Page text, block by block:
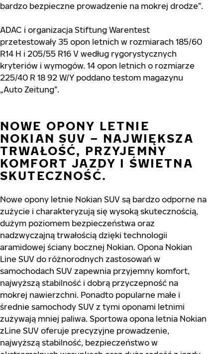
bardzo bezpieczne prowadzenie na mokrej drodze”.
ADAC i organizacja Stiftung Warentest
przetestowały 35 opon letnich w rozmiarach 185/60
R14 H i 205/55 R16 V według rygorystycznych
kryteriów i wymogów. 14 opon letnich o rozmiarze
225/40 R 18 92 W/Y poddano testom magazynu
„Auto Zeitung”.
NOWE OPONY LETNIE
NOKIAN SUV – NAJWIĘKSZA
TRWAŁOŚĆ, PRZYJEMNY
KOMFORT JAZDY I ŚWIETNA
SKUTECZNOŚĆ.
Nowe opony letnie Nokian SUV są bardzo odporne na
zużycie i charakteryzują się wysoką skutecznością,
dużym poziomem bezpieczeństwa oraz
nadzwyczajną trwałością dzięki technologii
aramidowej ściany bocznej Nokian. Opona Nokian
Line SUV do różnorodnych zastosowań w
samochodach SUV zapewnia przyjemny komfort,
najwyższą stabilność i dobrą przyczepność na
mokrej nawierzchni. Ponadto popularne małe i
średnie samochody SUV z tymi oponami letnimi
zużywają mniej paliwa. Sportowa opona letnia Nokian
zLine SUV oferuje precyzyjne prowadzenie,
najwyższą stabilność, bezpieczeństwo w